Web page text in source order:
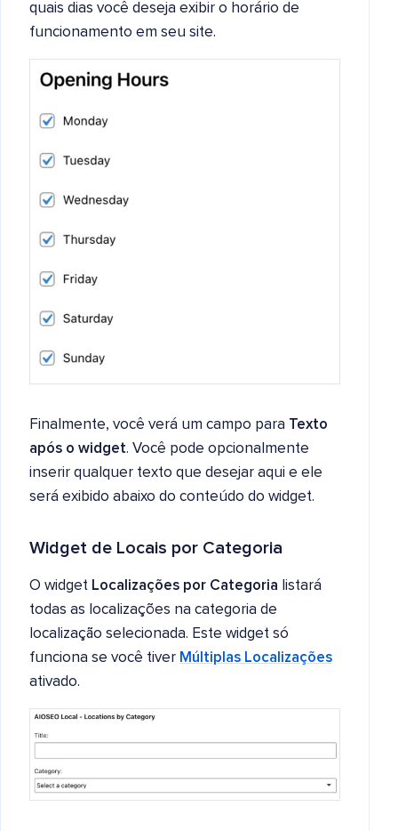
quais dias você deseja exibir o horário de
funcionamento em seu site.
Finalmente, você verá um campo para Texto
após o widget. Você pode opcionalmente
inserir qualquer texto que desejar aqui e ele
será exibido abaixo do conteúdo do widget.
Widget de Locais por Categoria
O widget Localizações por Categoria listará
todas as localizações na categoria de
localização selecionada. Este widget só
funciona se você tiver Múltiplas Localizações
ativado.